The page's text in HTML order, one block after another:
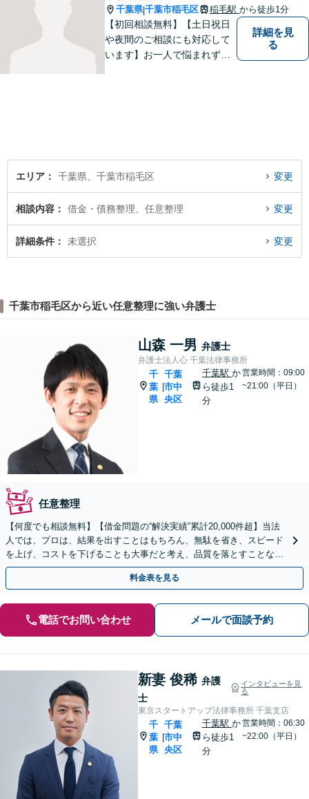
千葉県|千葉市稲毛区 稲毛駅 から徒歩1分
【初回相談無料】【土日祝日
や夜間のご相談にも対応して
います】お一人で悩まれず、
詳細を見
る
エリア 千葉県、千葉市稲毛区 変更
相談内容 借金・債務整理、任意整理 変更
詳細条件 未選択 変更
千葉市稲毛区から近い任意整理に強い弁護士
山森 一男 弁護士
弁護士法人心 千葉法律事務所
千
葉
県
|
千葉
市中
央区
千葉駅 か
ら徒歩1
分
営業時間：09:00
~21:00（平日）
任意整理
【何度でも相談無料】【借金問題の“解決実績”累計20,000件超】当法
人では、プロは、結果を出すことはもちろん、無駄を省き、スピード
を上げ、コストを下げることも大事だと考え、品質を落とすことな
く、費用を可能な限り安くすることにこだわります。
料金表を見る
電話でお問い合わせ メールで面談予約
新妻 俊稀 弁護
士
インタビューを見
る
東京スタートアップ法律事務所 千葉支店
千
葉
県
|
千葉
市中
央区
千葉駅 か
ら徒歩1
分
営業時間：06:30
~22:00（平日）